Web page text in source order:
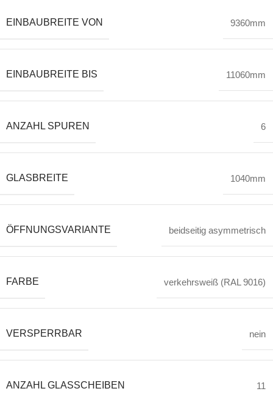
EINBAUBREITE VON 9360mm
EINBAUBREITE BIS 11060mm
ANZAHL SPUREN 6
GLASBREITE 1040mm
ÖFFNUNGSVARIANTE beidseitig asymmetrisch
FARBE verkehrsweiß (RAL 9016)
VERSPERRBAR nein
ANZAHL GLASSCHEIBEN 11